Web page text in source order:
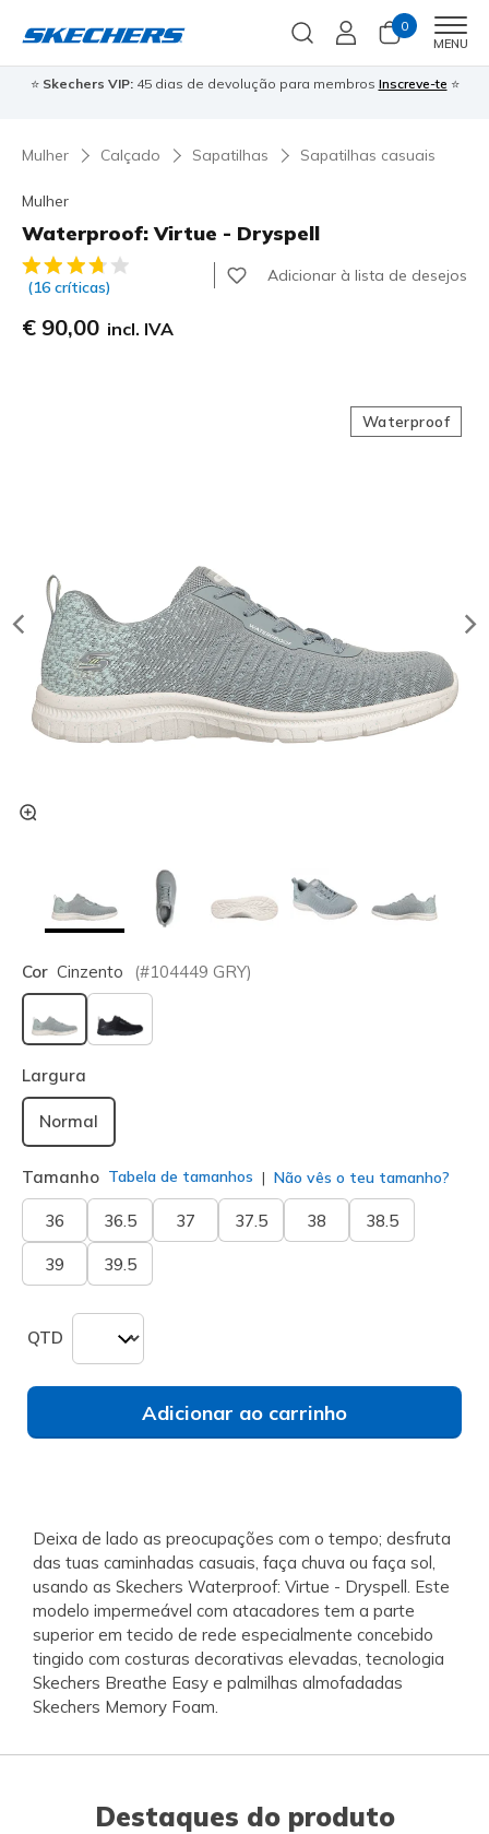
0
MENU
⭐ Skechers VIP:45 dias de devolução para membros Inscreve-te ⭐
Mulher Calçado Sapatilhas Sapatilhas casuais
Mulher
Waterproof: Virtue - Dryspell
4$1 de 5 – Classificação do cliente
(16 críticas)
Adicionar à lista de desejos
€ 90,00 incl. IVA
Waterproof
Cor Cinzento (#104449 GRY)
selecionado
Largura
Normal
Tamanho Tabela de tamanhos Não vês o teu tamanho?
36 36.5 37 37.5 38 38.5
39 39.5
QTD
Adicionar ao carrinho
Deixa de lado as preocupações com o tempo; desfruta
das tuas caminhadas casuais, faça chuva ou faça sol,
usando as Skechers Waterproof: Virtue - Dryspell. Este
modelo impermeável com atacadores tem a parte
superior em tecido de rede especialmente concebido
tingido com costuras decorativas elevadas, tecnologia
Skechers Breathe Easy e palmilhas almofadadas
Skechers Memory Foam.
Destaques do produto